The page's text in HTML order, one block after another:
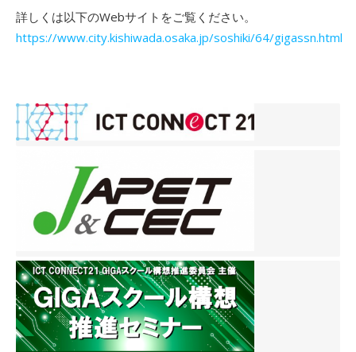
詳しくは以下のWebサイトをご覧ください。
https://www.city.kishiwada.osaka.jp/soshiki/64/gigassn.html